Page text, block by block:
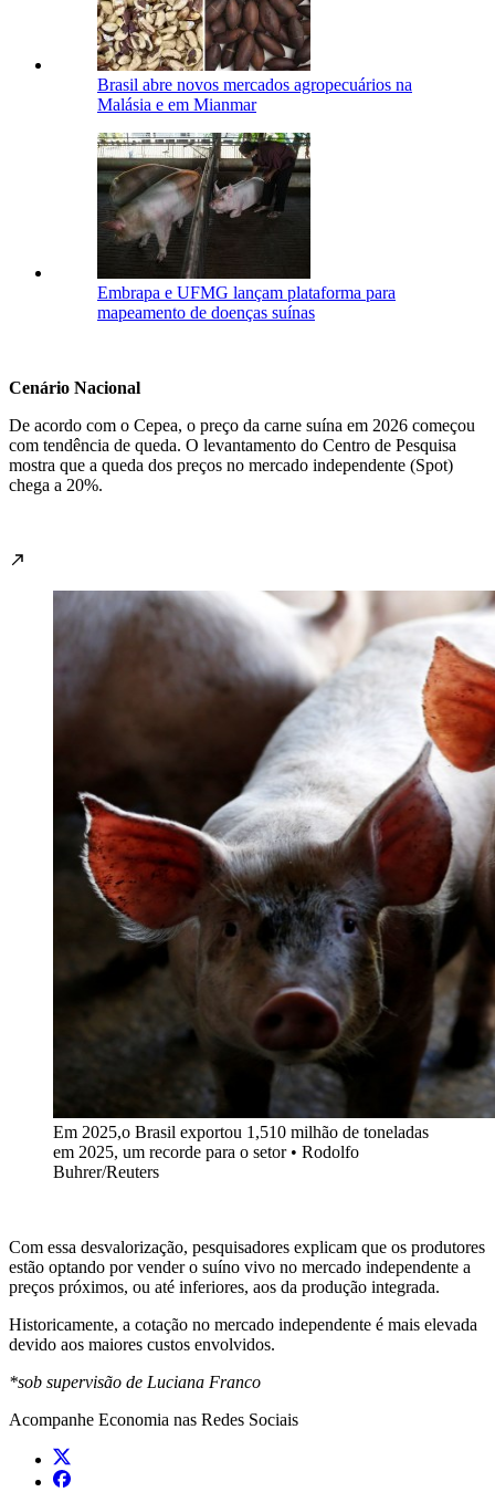
Brasil abre novos mercados agropecuários na
Malásia e em Mianmar
Embrapa e UFMG lançam plataforma para
mapeamento de doenças suínas
Cenário Nacional
De acordo com o Cepea, o preço da carne suína em 2026 começou
com tendência de queda. O levantamento do Centro de Pesquisa
mostra que a queda dos preços no mercado independente (Spot)
chega a 20%.
Em 2025,o Brasil exportou 1,510 milhão de toneladas
em 2025, um recorde para o setor • Rodolfo
Buhrer/Reuters
Com essa desvalorização, pesquisadores explicam que os produtores
estão optando por vender o suíno vivo no mercado independente a
preços próximos, ou até inferiores, aos da produção integrada.
Historicamente, a cotação no mercado independente é mais elevada
devido aos maiores custos envolvidos.
*sob supervisão de Luciana Franco
Acompanhe Economia nas Redes Sociais